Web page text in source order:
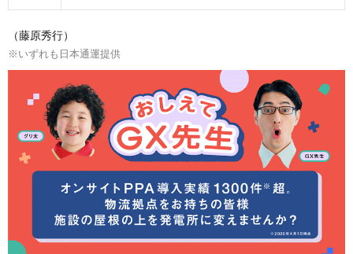
（藤原秀行）
※いずれも日本通運提供